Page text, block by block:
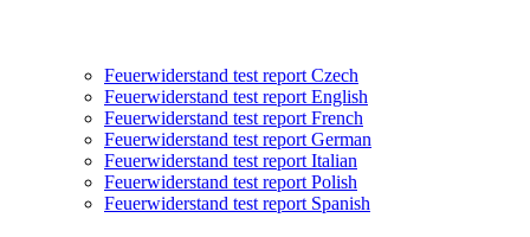
Feuerwiderstand test report Czech
Feuerwiderstand test report English
Feuerwiderstand test report French
Feuerwiderstand test report German
Feuerwiderstand test report Italian
Feuerwiderstand test report Polish
Feuerwiderstand test report Spanish